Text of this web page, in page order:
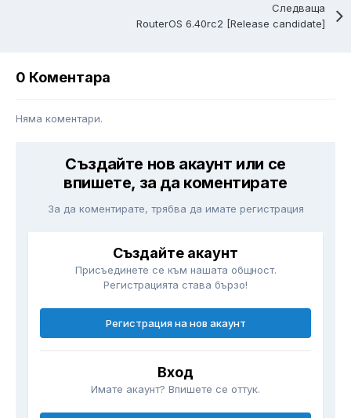
Следваща
RouterOS 6.40rc2 [Release candidate]
0 Коментара
Няма коментари.
Създайте нов акаунт или се
впишете, за да коментирате
За да коментирате, трябва да имате регистрация
Създайте акаунт
Присъединете се към нашата общност.
Регистрацията става бързо!
Регистрация на нов акаунт
Вход
Имате акаунт? Впишете се оттук.